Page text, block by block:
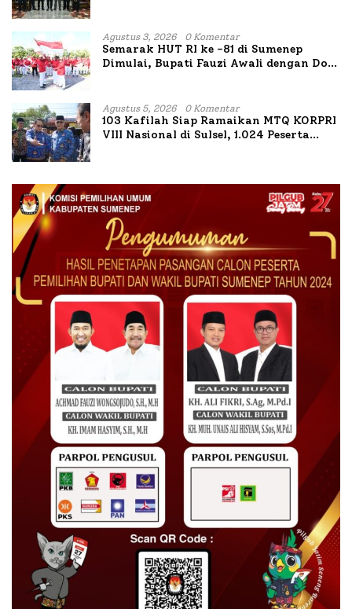
Agustus 3, 2026 0 Komentar
Semarak HUT RI ke -81 di Sumenep
Dimulai, Bupati Fauzi Awali dengan Doa
Agustus 5, 2026 0 Komentar
103 Kafilah Siap Ramaikan MTQ KORPRI
VIII Nasional di Sulsel, 1.024 Peserta